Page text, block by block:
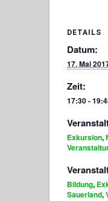
DETAILS
Datum:
17. Mai
Zeit:
17:30 -
Exkursion,
Bildung,
Sauerland,